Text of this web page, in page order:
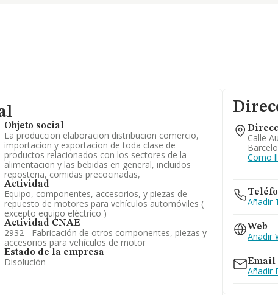
Objeto social
La produccion elaboracion distribucion comercio,
importacion y exportacion de toda clase de
productos relacionados con los sectores de la
alimentacion y las bebidas en general, incluidos
reposteria, comidas precocinadas,
Actividad
Equipo, componentes, accesorios, y piezas de
repuesto de motores para vehículos automóviles (
excepto equipo eléctrico )
Actividad CNAE
2932 - Fabricación de otros componentes, piezas y
accesorios para vehículos de motor
Estado de la empresa
Disolución
Calle
Como
Añadir
Web
Añadir
Email
Añadir